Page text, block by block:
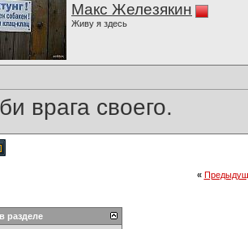
Макс Железякин
Живу я здесь
врага своего.
«
разделе